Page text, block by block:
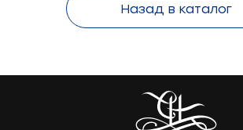
Назад в каталог